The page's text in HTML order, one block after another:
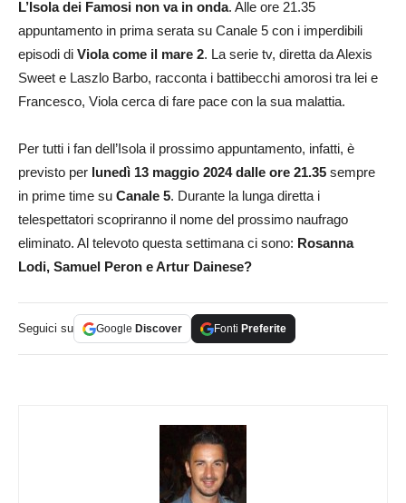
L’Isola dei Famosi non va in onda. Alle ore 21.35
appuntamento in prima serata su Canale 5 con i imperdibili
episodi di Viola come il mare 2. La serie tv, diretta da Alexis
Sweet e Laszlo Barbo, racconta i battibecchi amorosi tra lei e
Francesco, Viola cerca di fare pace con la sua malattia.
Per tutti i fan dell’Isola il prossimo appuntamento, infatti, è
previsto per lunedì 13 maggio 2024 dalle ore 21.35 sempre
in prime time su Canale 5. Durante la lunga diretta i
telespettatori scopriranno il nome del prossimo naufrago
eliminato. Al televoto questa settimana ci sono: Rosanna
Lodi, Samuel Peron e Artur Dainese?
Seguici su Google Discover Fonti Preferite